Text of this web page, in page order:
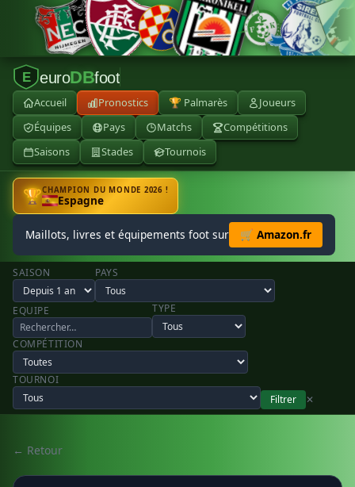
E euroDBfoot
Accueil Pronostics 🏆 Palmarès
Joueurs
Équipes
Pays Matchs
Compétitions
Saisons
Stades Tournois
🏆CHAMPION DU MONDE 2026 !
Espagne
Maillots, livres et équipements foot sur 🛒 Amazon.fr
SAISON PAYS
EQUIPE TYPE
COMPÉTITION
TOURNOI
Filtrer
✕
← Retour